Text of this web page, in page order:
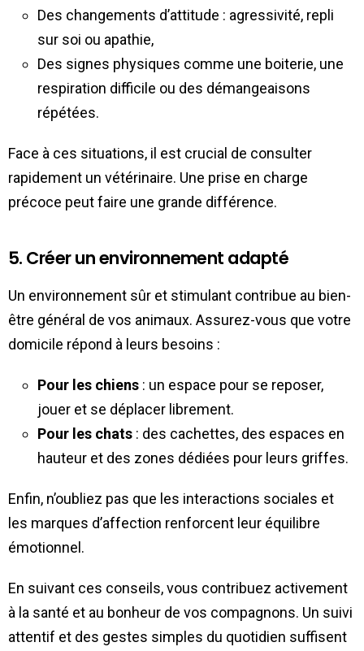
Des changements d’attitude : agressivité, repli
sur soi ou apathie,
Des signes physiques comme une boiterie, une
respiration difficile ou des démangeaisons
répétées.
Face à ces situations, il est crucial de consulter
rapidement un vétérinaire. Une prise en charge
précoce peut faire une grande différence.
5. Créer un environnement adapté
Un environnement sûr et stimulant contribue au bien-
être général de vos animaux. Assurez-vous que votre
domicile répond à leurs besoins :
Pour les chiens : un espace pour se reposer,
jouer et se déplacer librement.
Pour les chats : des cachettes, des espaces en
hauteur et des zones dédiées pour leurs griffes.
Enfin, n’oubliez pas que les interactions sociales et
les marques d’affection renforcent leur équilibre
émotionnel.
En suivant ces conseils, vous contribuez activement
à la santé et au bonheur de vos compagnons. Un suivi
attentif et des gestes simples du quotidien suffisent